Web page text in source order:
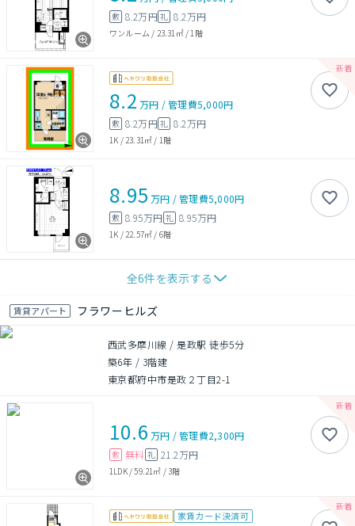
敷 8.2万円礼 8.2万円
ワンルーム / 23.31㎡/ 1階
8.2 万円 /管理費5,000円
敷 8.2万円礼 8.2万円
1K /23.31㎡ / 1階
8.95 万円 /管理費5,000円
敷 8.95万円 礼 8.95万円
1K / 22.57㎡ / 6階
全6件を表示する
賃貸アパート フラワーヒルズ
西武多摩川線 / 是政駅 徒歩5分
築6年 / 3階建
東京都府中市是政２丁目2-1
10.6 万円 /管理費2,300円
敷 無料 礼 21.2万円
1LDK/59.21㎡ /3階
家賃カード決済可